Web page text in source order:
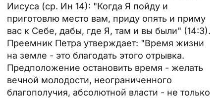
Иисуса (ср. Ин 14): "Когда Я пойду и
приготовлю место вам, приду опять и приму
вас к Себе, дабы, где Я, там и вы были" (14:3).
Преемник Петра утверждает: "Время жизни
на земле - это благодать этого отрывка.
Предположение остановить время - желать
вечной молодости, неограниченного
благополучия, абсолютной власти - не только